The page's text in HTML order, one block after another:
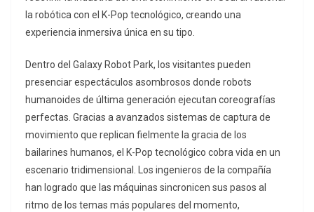
la robótica con el K-Pop tecnológico, creando una
experiencia inmersiva única en su tipo.
Dentro del Galaxy Robot Park, los visitantes pueden
presenciar espectáculos asombrosos donde robots
humanoides de última generación ejecutan coreografías
perfectas. Gracias a avanzados sistemas de captura de
movimiento que replican fielmente la gracia de los
bailarines humanos, el K-Pop tecnológico cobra vida en un
escenario tridimensional. Los ingenieros de la compañía
han logrado que las máquinas sincronicen sus pasos al
ritmo de los temas más populares del momento,